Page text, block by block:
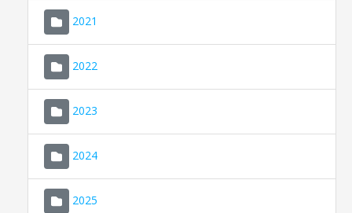
2021
2022
2023
2024
2025